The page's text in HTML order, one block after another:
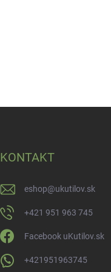
KONTAKT
eshop@ukutilov.sk
+421 951 963 745
Facebook uKutilov.sk
+421951963745